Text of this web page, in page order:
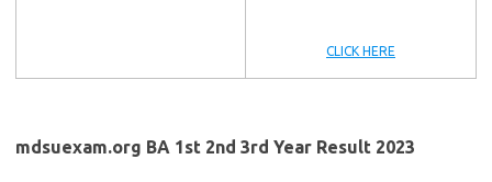
CLICK HERE
mdsuexam.org BA 1st 2nd 3rd Year Result 2023